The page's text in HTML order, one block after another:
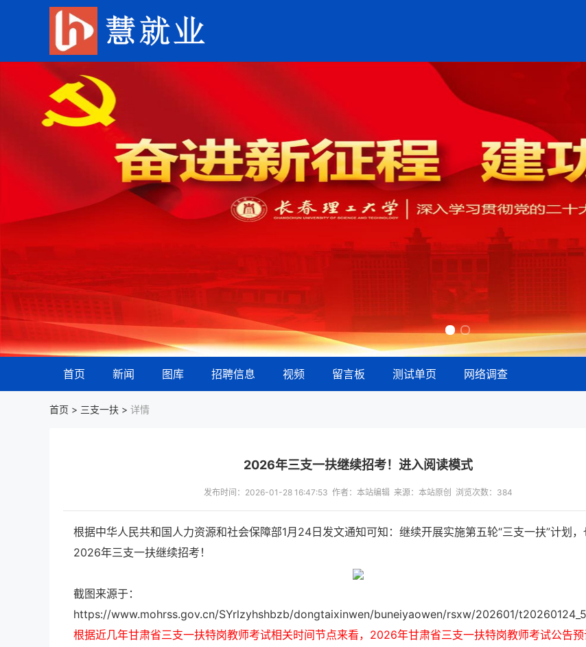
首页 新闻 图库 招聘信息 视频 留言板 测试单页 网络调查
首页 > 三支一扶 > 详情
2026年三支一扶继续招考！进入阅读模式
发布时间：2026-01-28 16:47:53 作者：本站编辑 来源：本站原创 浏览次数： 384
根据中华人民共和国人力资源和社会保障部1月24日发文通知可知：继续开展实施第五轮“三支一扶”计划
2026年三支一扶继续招考！
截图来源于：
https://www.mohrss.gov.cn/SYrlzyhshbzb/dongtaixinwen/buneiyaowen/rsxw/202601/
根据近几年甘肃省三支一扶特岗教师考试相关时间节点来看，2026年甘肃省三支一扶特岗教师考试公告